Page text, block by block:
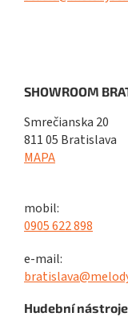
SHOWROOM
Smrečianska 20
811 05 Bratislava
MAPA
mobil:
0905 622 898
e-mail:
Hudební